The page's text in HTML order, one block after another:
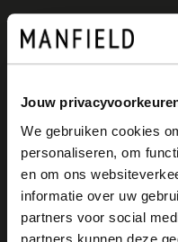
Jouw
We gebruiken cookies
personaliseren, om
en om ons
informatie over uw
partners voor social
partners kunnen deze
Goldfarbene
Druckknopf der
Clutch misst
View this
It looks like your